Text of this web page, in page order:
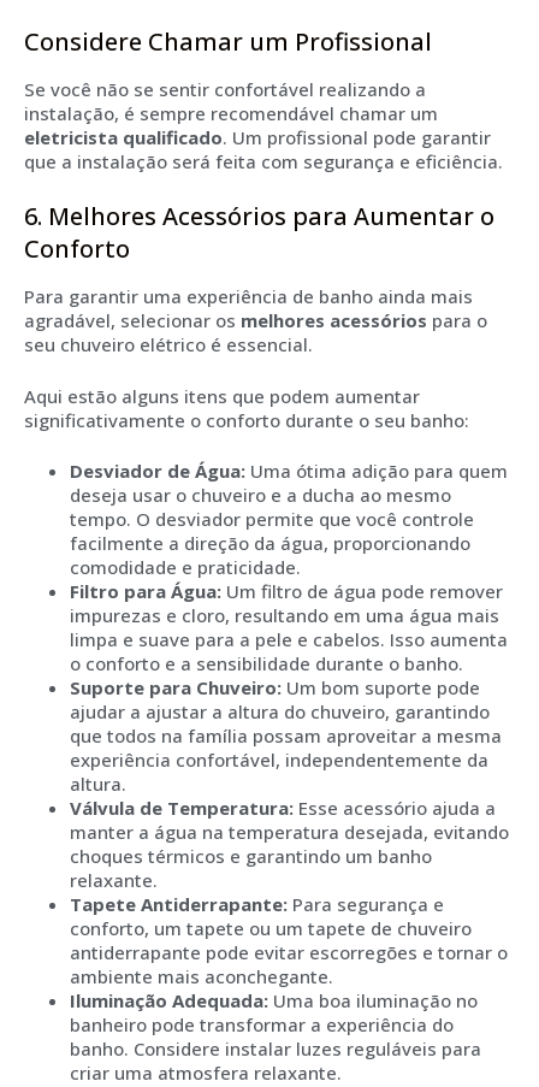
Considere Chamar um Profissional
Se você não se sentir confortável realizando a
instalação, é sempre recomendável chamar um
eletricista qualificado. Um profissional pode garantir
que a instalação será feita com segurança e eficiência.
6. Melhores Acessórios para Aumentar o
Conforto
Para garantir uma experiência de banho ainda mais
agradável, selecionar os melhores acessórios para o
seu chuveiro elétrico é essencial.
Aqui estão alguns itens que podem aumentar
significativamente o conforto durante o seu banho:
Desviador de Água:Uma ótima adição para quem
deseja usar o chuveiro e a ducha ao mesmo
tempo. O desviador permite que você controle
facilmente a direção da água, proporcionando
comodidade e praticidade.
Filtro para Água:Um filtro de água pode remover
impurezas e cloro, resultando em uma água mais
limpa e suave para a pele e cabelos. Isso aumenta
o conforto e a sensibilidade durante o banho.
Suporte para Chuveiro:Um bom suporte pode
ajudar a ajustar a altura do chuveiro, garantindo
que todos na família possam aproveitar a mesma
experiência confortável, independentemente da
altura.
Válvula de Temperatura:Esse acessório ajuda a
manter a água na temperatura desejada, evitando
choques térmicos e garantindo um banho
relaxante.
Tapete Antiderrapante:Para segurança e
conforto, um tapete ou um tapete de chuveiro
antiderrapante pode evitar escorregões e tornar o
ambiente mais aconchegante.
Iluminação Adequada:Uma boa iluminação no
banheiro pode transformar a experiência do
banho. Considere instalar luzes reguláveis para
criar uma atmosfera relaxante.